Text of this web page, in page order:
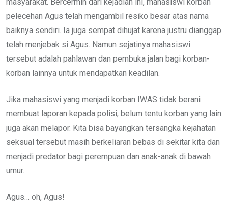
masyarakat. Bercermin dari kejadian ini, mahasiswi korban
pelecehan Agus telah mengambil resiko besar atas nama
baiknya sendiri. Ia juga sempat dihujat karena justru dianggap
telah menjebak si Agus. Namun sejatinya mahasiswi
tersebut adalah pahlawan dan pembuka jalan bagi korban-
korban lainnya untuk mendapatkan keadilan.
Jika mahasiswi yang menjadi korban IWAS tidak berani
membuat laporan kepada polisi, belum tentu korban yang lain
juga akan melapor. Kita bisa bayangkan tersangka kejahatan
seksual tersebut masih berkeliaran bebas di sekitar kita dan
menjadi predator bagi perempuan dan anak-anak di bawah
umur.
Agus… oh, Agus!